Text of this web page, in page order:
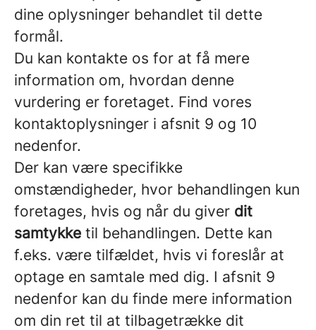
dine oplysninger behandlet til dette
formål.
Du kan kontakte os for at få mere
information om, hvordan denne
vurdering er foretaget. Find vores
kontaktoplysninger i afsnit 9 og 10
nedenfor.
Der kan være specifikke
omstændigheder, hvor behandlingen kun
foretages, hvis og når du giver dit
samtykke til behandlingen. Dette kan
f.eks. være tilfældet, hvis vi foreslår at
optage en samtale med dig. I afsnit 9
nedenfor kan du finde mere information
om din ret til at tilbagetrække dit